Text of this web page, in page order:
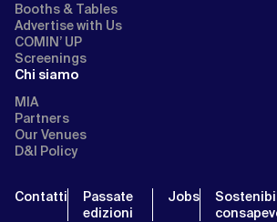
Booths & Tables
Advertise with Us
COMIN’ UP
Screenings
Chi siamo
MIA
Partners
Our Venues
D&I Policy
Contatti
Passate
edizioni
Jobs